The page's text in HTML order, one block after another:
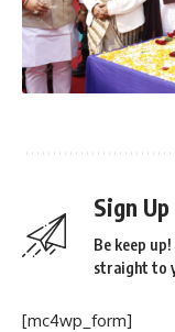
Sign
Be keep
straight to
[mc4wp_form]